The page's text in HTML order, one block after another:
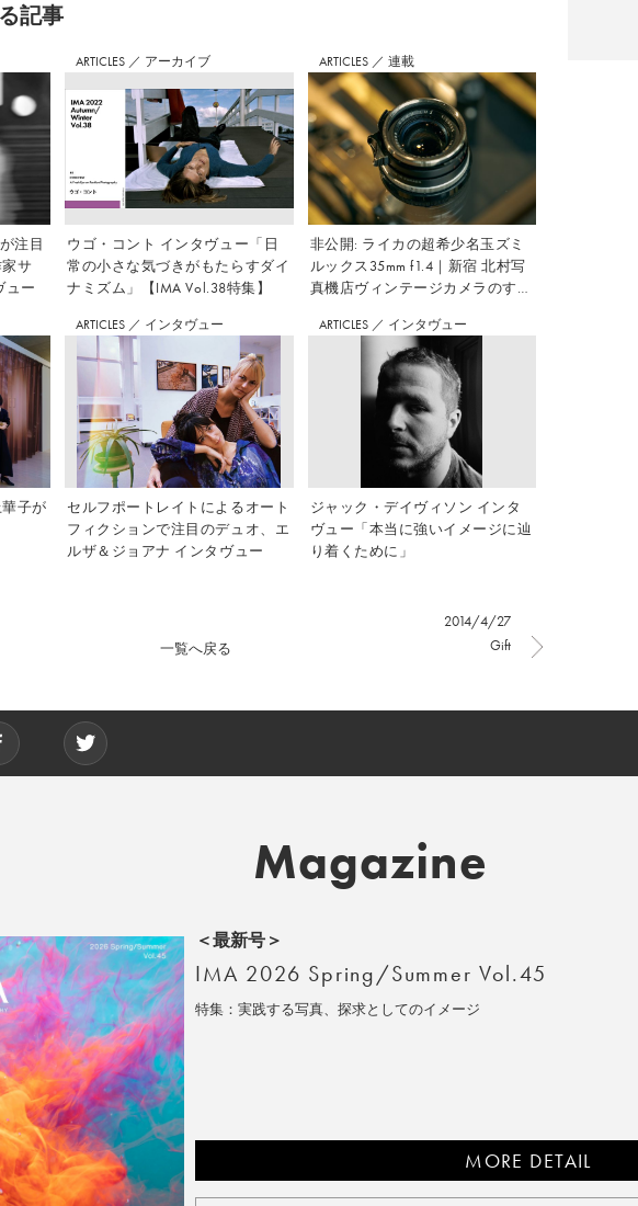
記事
注目
サ
ュー
ARTICLES ／ アーカイブ
ウゴ・コント インタヴュー「日
常の小さな気づきがもたらすダイ
ナミズム」【IMA Vol.38特集】
ARTICLES ／ 連載
非公開: ライカの超希少名玉ズミ
ルックス35mm f1.4｜新宿 北村写
真機店ヴィンテージカメラのすす
子が
ARTICLES ／ インタヴュー
セルフポートレイトによるオート
フィクションで注目のデュオ、エ
ルザ＆ジョアナ インタヴュー
ARTICLES ／ インタヴュー
ジャック・デイヴィソン インタ
ヴュー「本当に強いイメージに辿
り着くために」
2014/4/27
Gift
一覧へ戻る
Magazine
＜最新号＞
IMA 2026 Spring/Summer Vol.45
特集：実践する写真、探求としてのイメージ
MORE DETAIL